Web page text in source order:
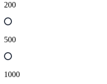
200
500
1000